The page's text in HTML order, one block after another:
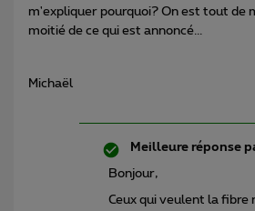
m'expliquer pourquoi? On est tout de
moitié de ce qui est annoncé...
Michaël
Meilleure réponse
Bonjour,
Ceux qui veulent la fibre